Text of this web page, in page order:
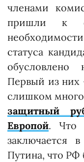
членами
пришли к
статуса
обусловлено
Первый из них
слишком
защитный
Европой. Что
заключается
Путина, что РФ